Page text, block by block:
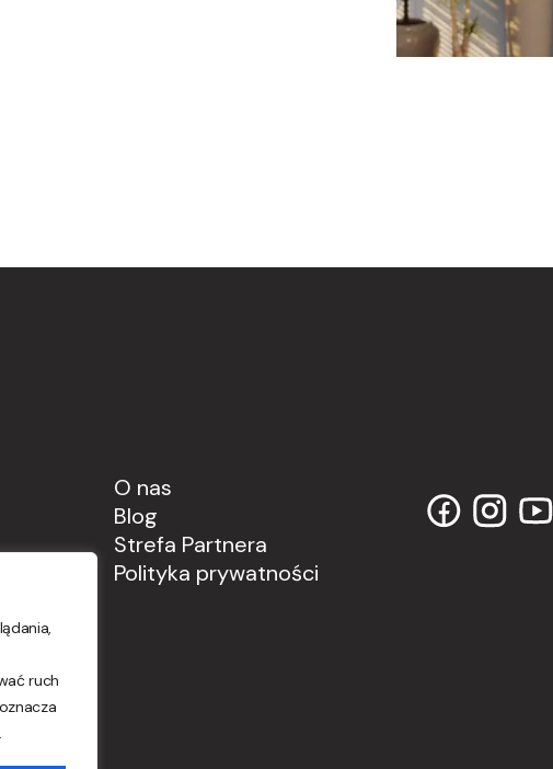
ruch
O nas
Blog
Strefa Partnera
Polityka prywatności